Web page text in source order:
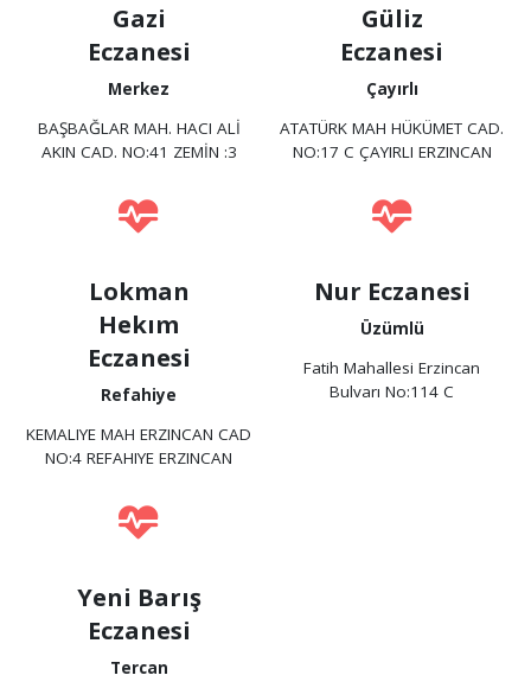
Gazi
Eczanesi
Merkez
BAŞBAĞLAR MAH. HACI ALİ
AKIN CAD. NO:41 ZEMİN :3
Güliz
Eczanesi
Çayırlı
ATATÜRK MAH HÜKÜMET CAD.
NO:17 C ÇAYIRLI ERZINCAN
Lokman
Hekım
Eczanesi
Refahiye
KEMALIYE MAH ERZINCAN CAD
NO:4 REFAHIYE ERZINCAN
Nur Eczanesi
Üzümlü
Fatih Mahallesi Erzincan
Bulvarı No:114 C
Yeni Barış
Eczanesi
Tercan